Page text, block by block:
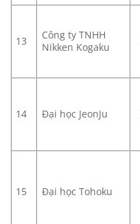
13
Công ty TNHH
Nikken Kogaku
14 Đại học JeonJu
15 Đại học Tohoku